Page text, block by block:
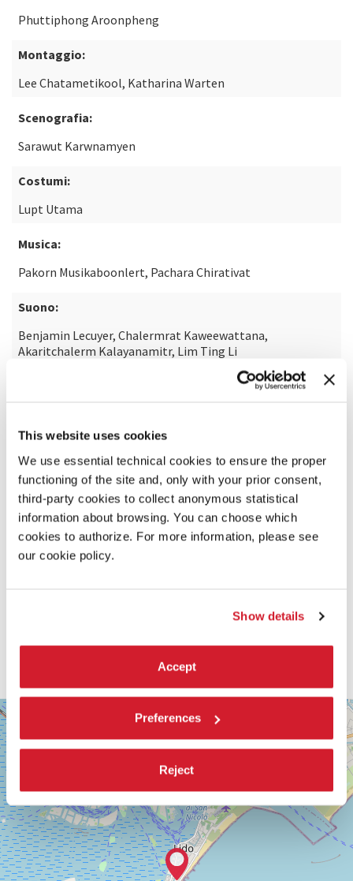
This website uses cookies
We use essential technical cookies to ensure the proper
functioning of the site and, only with your prior consent,
third-party cookies to collect anonymous statistical
information about browsing. You can choose which
cookies to authorize. For more information, please see
our cookie policy.
Show details
Accept
Preferences
Reject
Phuttiphong Aroonpheng
Montaggio:
Lee Chatametikool, Katharina Warten
Scenografia:
Sarawut Karwnamyen
Costumi:
Lupt Utama
Musica:
Pakorn Musikaboonlert, Pachara Chirativat
Suono:
Benjamin Lecuyer, Chalermrat Kaweewattana,
Akaritchalerm Kalayanamitr, Lim Ting Li
SALA
VOLPI
LUNGOMARE
MARCONI
30126
LIDO
DI
VENEZIA
TEL.
0415218711
info@labiennale.org
−